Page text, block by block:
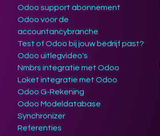
Odoo support abonnement
Odoo voor de
accountancybranche
Test of Odoo bij jouw bedrijf past?
Odoo uitlegvideo's
Nmbrs integratie met Odoo
Loket integratie met Odoo
Odoo G-Rekening
Odoo Modeldatabase
Synchronizer
Referenties